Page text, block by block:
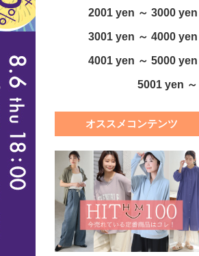
2001 yen ～ 3000 yen
3001 yen ～ 4000 yen
4001 yen ～ 5000 yen
5001 yen ～
オススメコンテンツ